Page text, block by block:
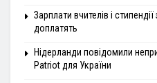
Зарплати вчителів і
доплатять
Нідерланди повідомили
Patriot для України